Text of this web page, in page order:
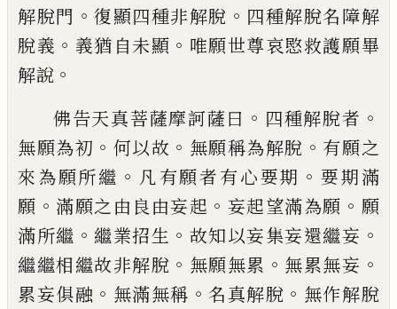
解脫門 。復顯四種非解脫 。 四種解脫名障解
脫義 。 義猶自未顯 。 唯願世尊哀愍救護願畢
解說 。
佛告天真菩薩摩訶薩曰 。 四種解脫者 。
無願為初 。 何以故 。 無願稱為解脫 。 有願之
來為願所繼 。 凡有願者有心要期 。 要期滿
願 。 滿願之由良由妄起 。 妄起望滿為願 。 願
滿所繼 。 繼業招生 。 故知以妄集妄還繼妄 。
繼繼相繼故非解脫 。 無願無累 。 無累無妄 。
累妄俱融 。 無滿無稱 。名真解脫 。 無作解脫